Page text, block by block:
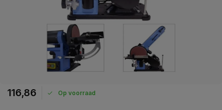
116,86 Op voorraad